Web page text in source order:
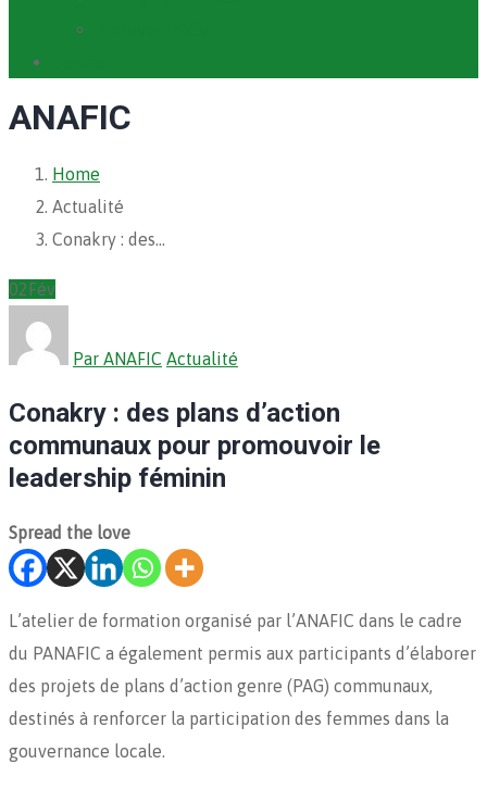
ANAFIC
Home
Actualité
Conakry : des…
02Fév
Par ANAFIC Actualité
Conakry : des plans d’action
communaux pour promouvoir le
leadership féminin
Spread the love
L’atelier de formation organisé par l’ANAFIC dans le cadre
du PANAFIC a également permis aux participants d’élaborer
des projets de plans d’action genre (PAG) communaux,
destinés à renforcer la participation des femmes dans la
gouvernance locale.